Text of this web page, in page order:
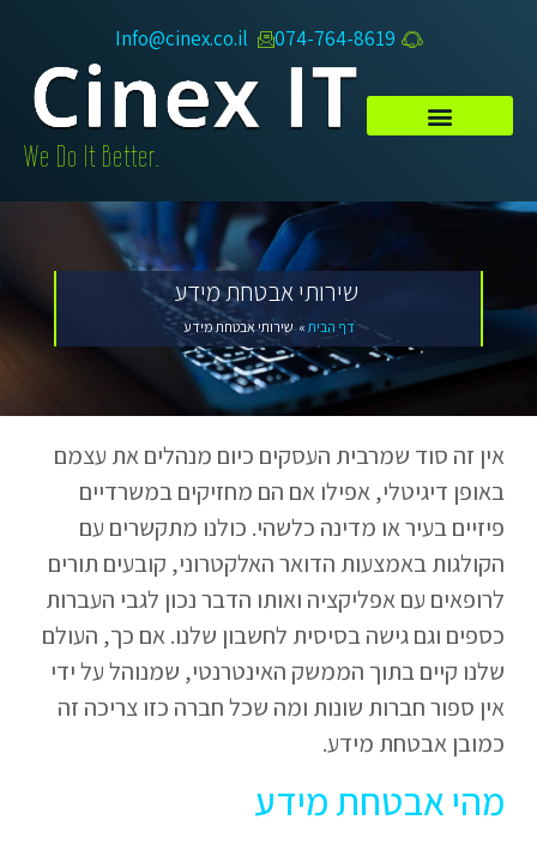
074-764-8619​
Info@cinex.co.il
שירותי אבטחת מידע
דף הבית »שירותי אבטחת מידע
אין זה סוד שמרבית העסקים כיום מנהלים את עצמם
באופן דיגיטלי, אפילו אם הם מחזיקים במשרדיים
פיזיים בעיר או מדינה כלשהי. כולנו מתקשרים עם
הקולגות באמצעות הדואר האלקטרוני, קובעים תורים
לרופאים עם אפליקציה ואותו הדבר נכון לגבי העברות
כספים וגם גישה בסיסית לחשבון שלנו. אם כך, העולם
שלנו קיים בתוך הממשק האינטרנטי, שמנוהל על ידי
אין ספור חברות שונות ומה שכל חברה כזו צריכה זה
כמובן אבטחת מידע.
מהי אבטחת מידע